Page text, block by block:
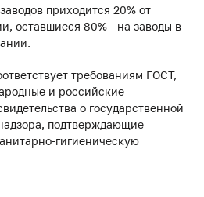
приходится 20% от
оставшиеся 80% - на заводы в
требованиям ГОСТ,
и российские
о государственной
подтверждающие
гигиеническую